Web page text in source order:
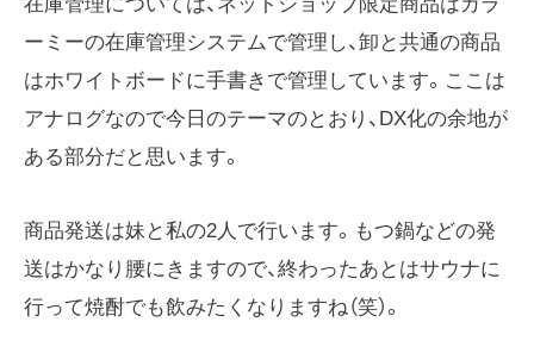
ーミーの在庫管理システムで管理し、卸と共通の商品
はホワイトボードに手書きで管理しています。ここは
アナログなので今日のテーマのとおり、DX化の余地が
ある部分だと思います。
商品発送は妹と私の2人で行います。もつ鍋などの発
送はかなり腰にきますので、終わったあとはサウナに
行って焼酎でも飲みたくなりますね（笑）。